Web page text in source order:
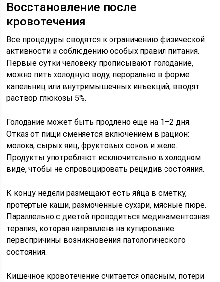
Восстановление после
кровотечения
Все процедуры сводятся к ограничению физической
активности и соблюдению особых правил питания.
Первые сутки человеку прописывают голодание,
можно пить холодную воду, перорально в форме
капельниц или внутримышечных инъекций, вводят
раствор глюкозы 5%.
Голодание может быть продлено еще на 1–2 дня.
Отказ от пищи сменяется включением в рацион:
молока, сырых яиц, фруктовых соков и желе.
Продукты употребляют исключительно в холодном
виде, чтобы не спровоцировать рецидив состояния.
К концу недели размещают есть яйца в сметку,
протертые каши, размоченные сухари, мясные пюре.
Параллельно с диетой проводиться медикаментозная
терапия, которая направлена на купирование
первопричины возникновения патологического
состояния.
Кишечное кровотечение считается опасным, потери